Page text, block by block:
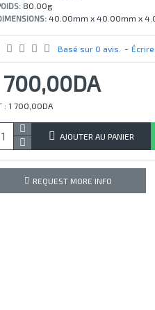
80.00g
40.00mm x 40.00mm x
Basé sur 0 avis. -
700,00DA
: 1 700,00DA
AJOUTER AU PANIER
REQUEST MORE INFO